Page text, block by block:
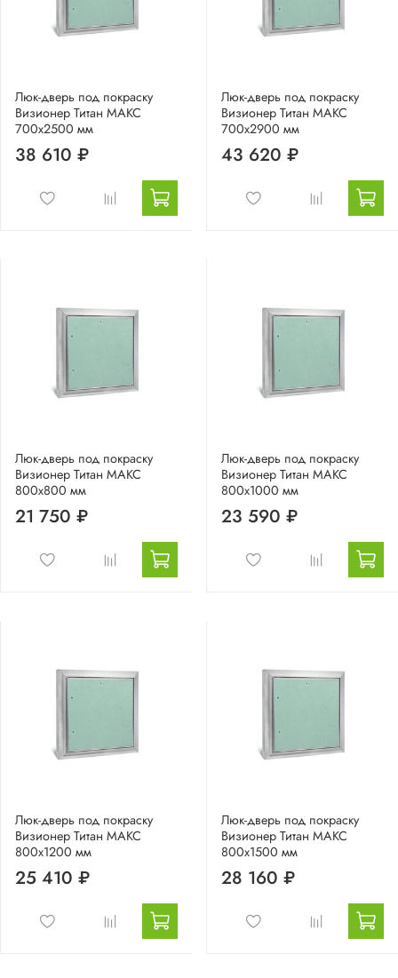
Люк-дверь под покраску
Визионер Титан МАКС
700х2500 мм
38 610 ₽
Люк-дверь под покраску
Визионер Титан МАКС
700х2900 мм
43 620 ₽
Люк-дверь под покраску
Визионер Титан МАКС
800х800 мм
21 750 ₽
Люк-дверь под покраску
Визионер Титан МАКС
800х1000 мм
23 590 ₽
Люк-дверь под покраску
Визионер Титан МАКС
800х1200 мм
25 410 ₽
Люк-дверь под покраску
Визионер Титан МАКС
800х1500 мм
28 160 ₽